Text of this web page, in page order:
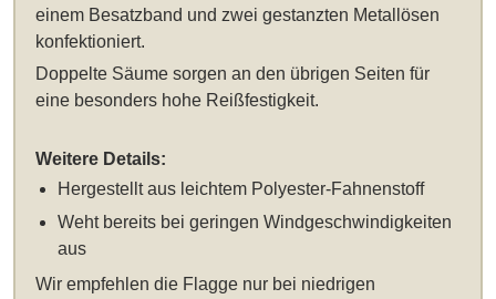
einem Besatzband und zwei gestanzten Metallösen
konfektioniert.
Doppelte Säume sorgen an den übrigen Seiten für
eine besonders hohe Reißfestigkeit.
Weitere Details:
Hergestellt aus leichtem Polyester-Fahnenstoff
Weht bereits bei geringen Windgeschwindigkeiten
aus
Wir empfehlen die Flagge nur bei niedrigen